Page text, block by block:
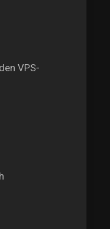
VPS-